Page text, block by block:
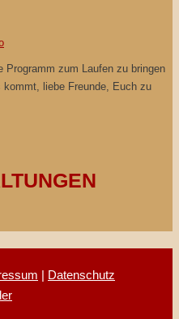
zum Laufen zu bringen
liebe Freunde, Euch zu
| Datenschutz